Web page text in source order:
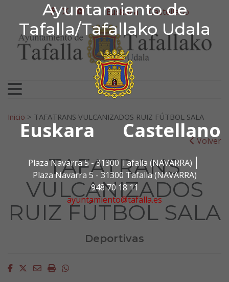
Ayuntamiento de
Tafalla/Tafallako Udala
Euskara Castellano
Plaza Navarra 5 - 31300 Tafalla (NAVARRA)
Plaza Navarra 5 - 31300 Tafalla (NAVARRA)
948 70 18 11
ayuntamiento@tafalla.es
Ir al contenido
Ayuntamiento de
facebook
twitter
youtube
Euskara Castellano
Bilatu:
Inicio > TAFATRANS VULCANIZADOS RUIZ FÚTBOL SALA
Volver
TAFATRANS
VULCANIZADOS
RUIZ FÚTBOL SALA
Deportivas
Facebook
Twitter
EmailImprimirWhatsapp